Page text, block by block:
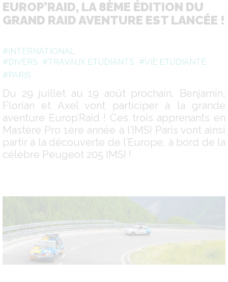
EUROP’RAID, LA 8ÈME ÉDITION DU
GRAND RAID AVENTURE EST LANCÉE !
#INTERNATIONAL
#DIVERS #TRAVAUX ETUDIANTS #VIE ETUDIANTE
#PARIS
Du 29 juillet au 19 août prochain, Benjamin,
Florian et Axel vont participer à la grande
aventure Europ’Raid ! Ces trois apprenants en
Mastère Pro 1ère année à l’IMSI Paris vont ainsi
partir à la découverte de l’Europe, à bord de la
célèbre Peugeot 205 IMSI !